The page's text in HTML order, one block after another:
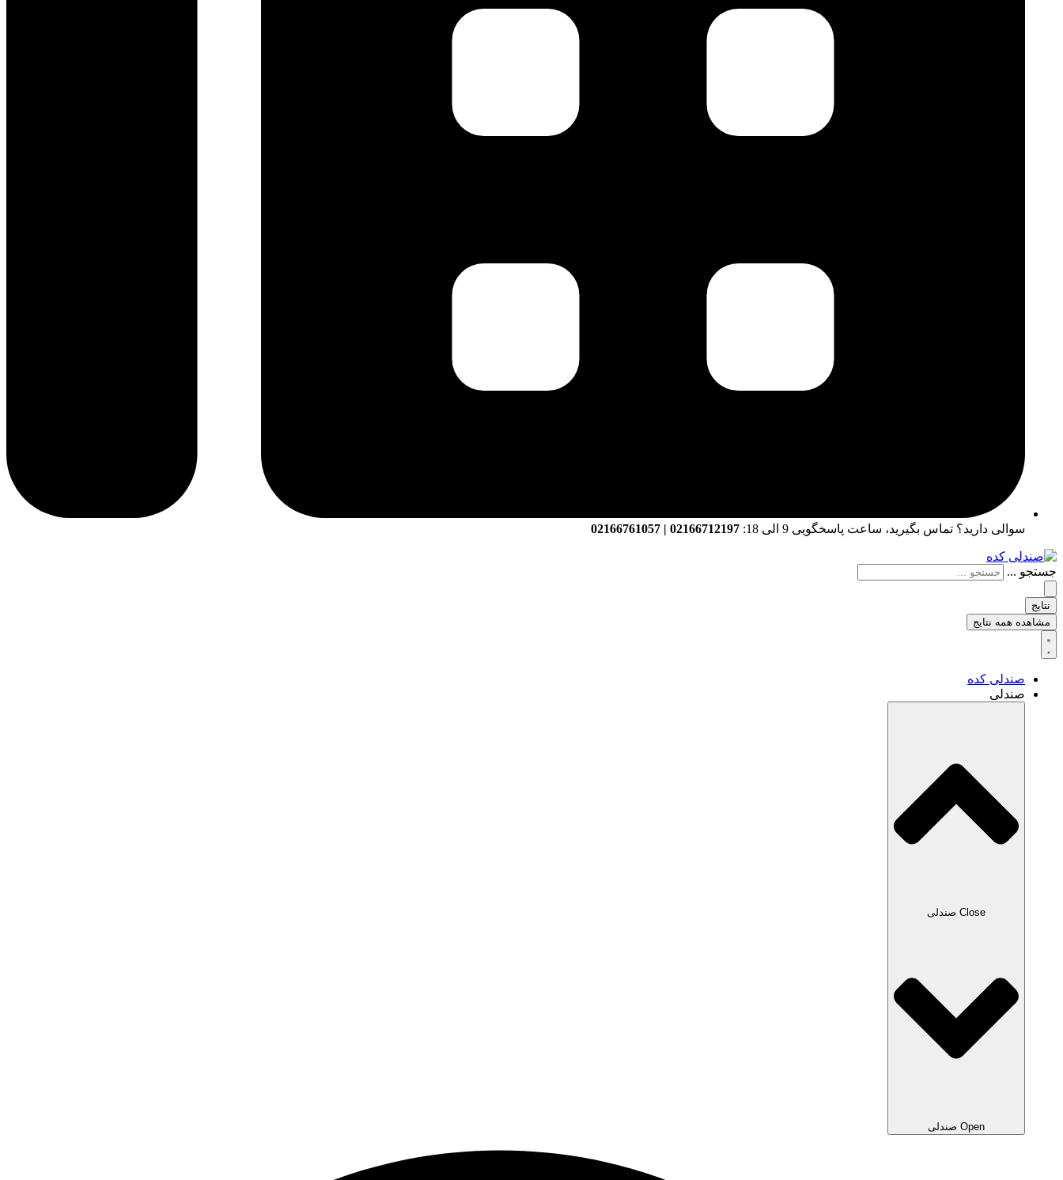
سوالی دارید؟ تماس بگیرید، ساعت پاسخگویی 9 الی 18:
جستجو ...
نتایج
مشاهده همه نتایج
صندلی کده
صندلی
Close صندلی
Open صندلی